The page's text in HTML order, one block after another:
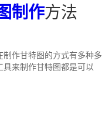
制作方法
作甘特图的方式有多种多
来制作甘特图都是可以